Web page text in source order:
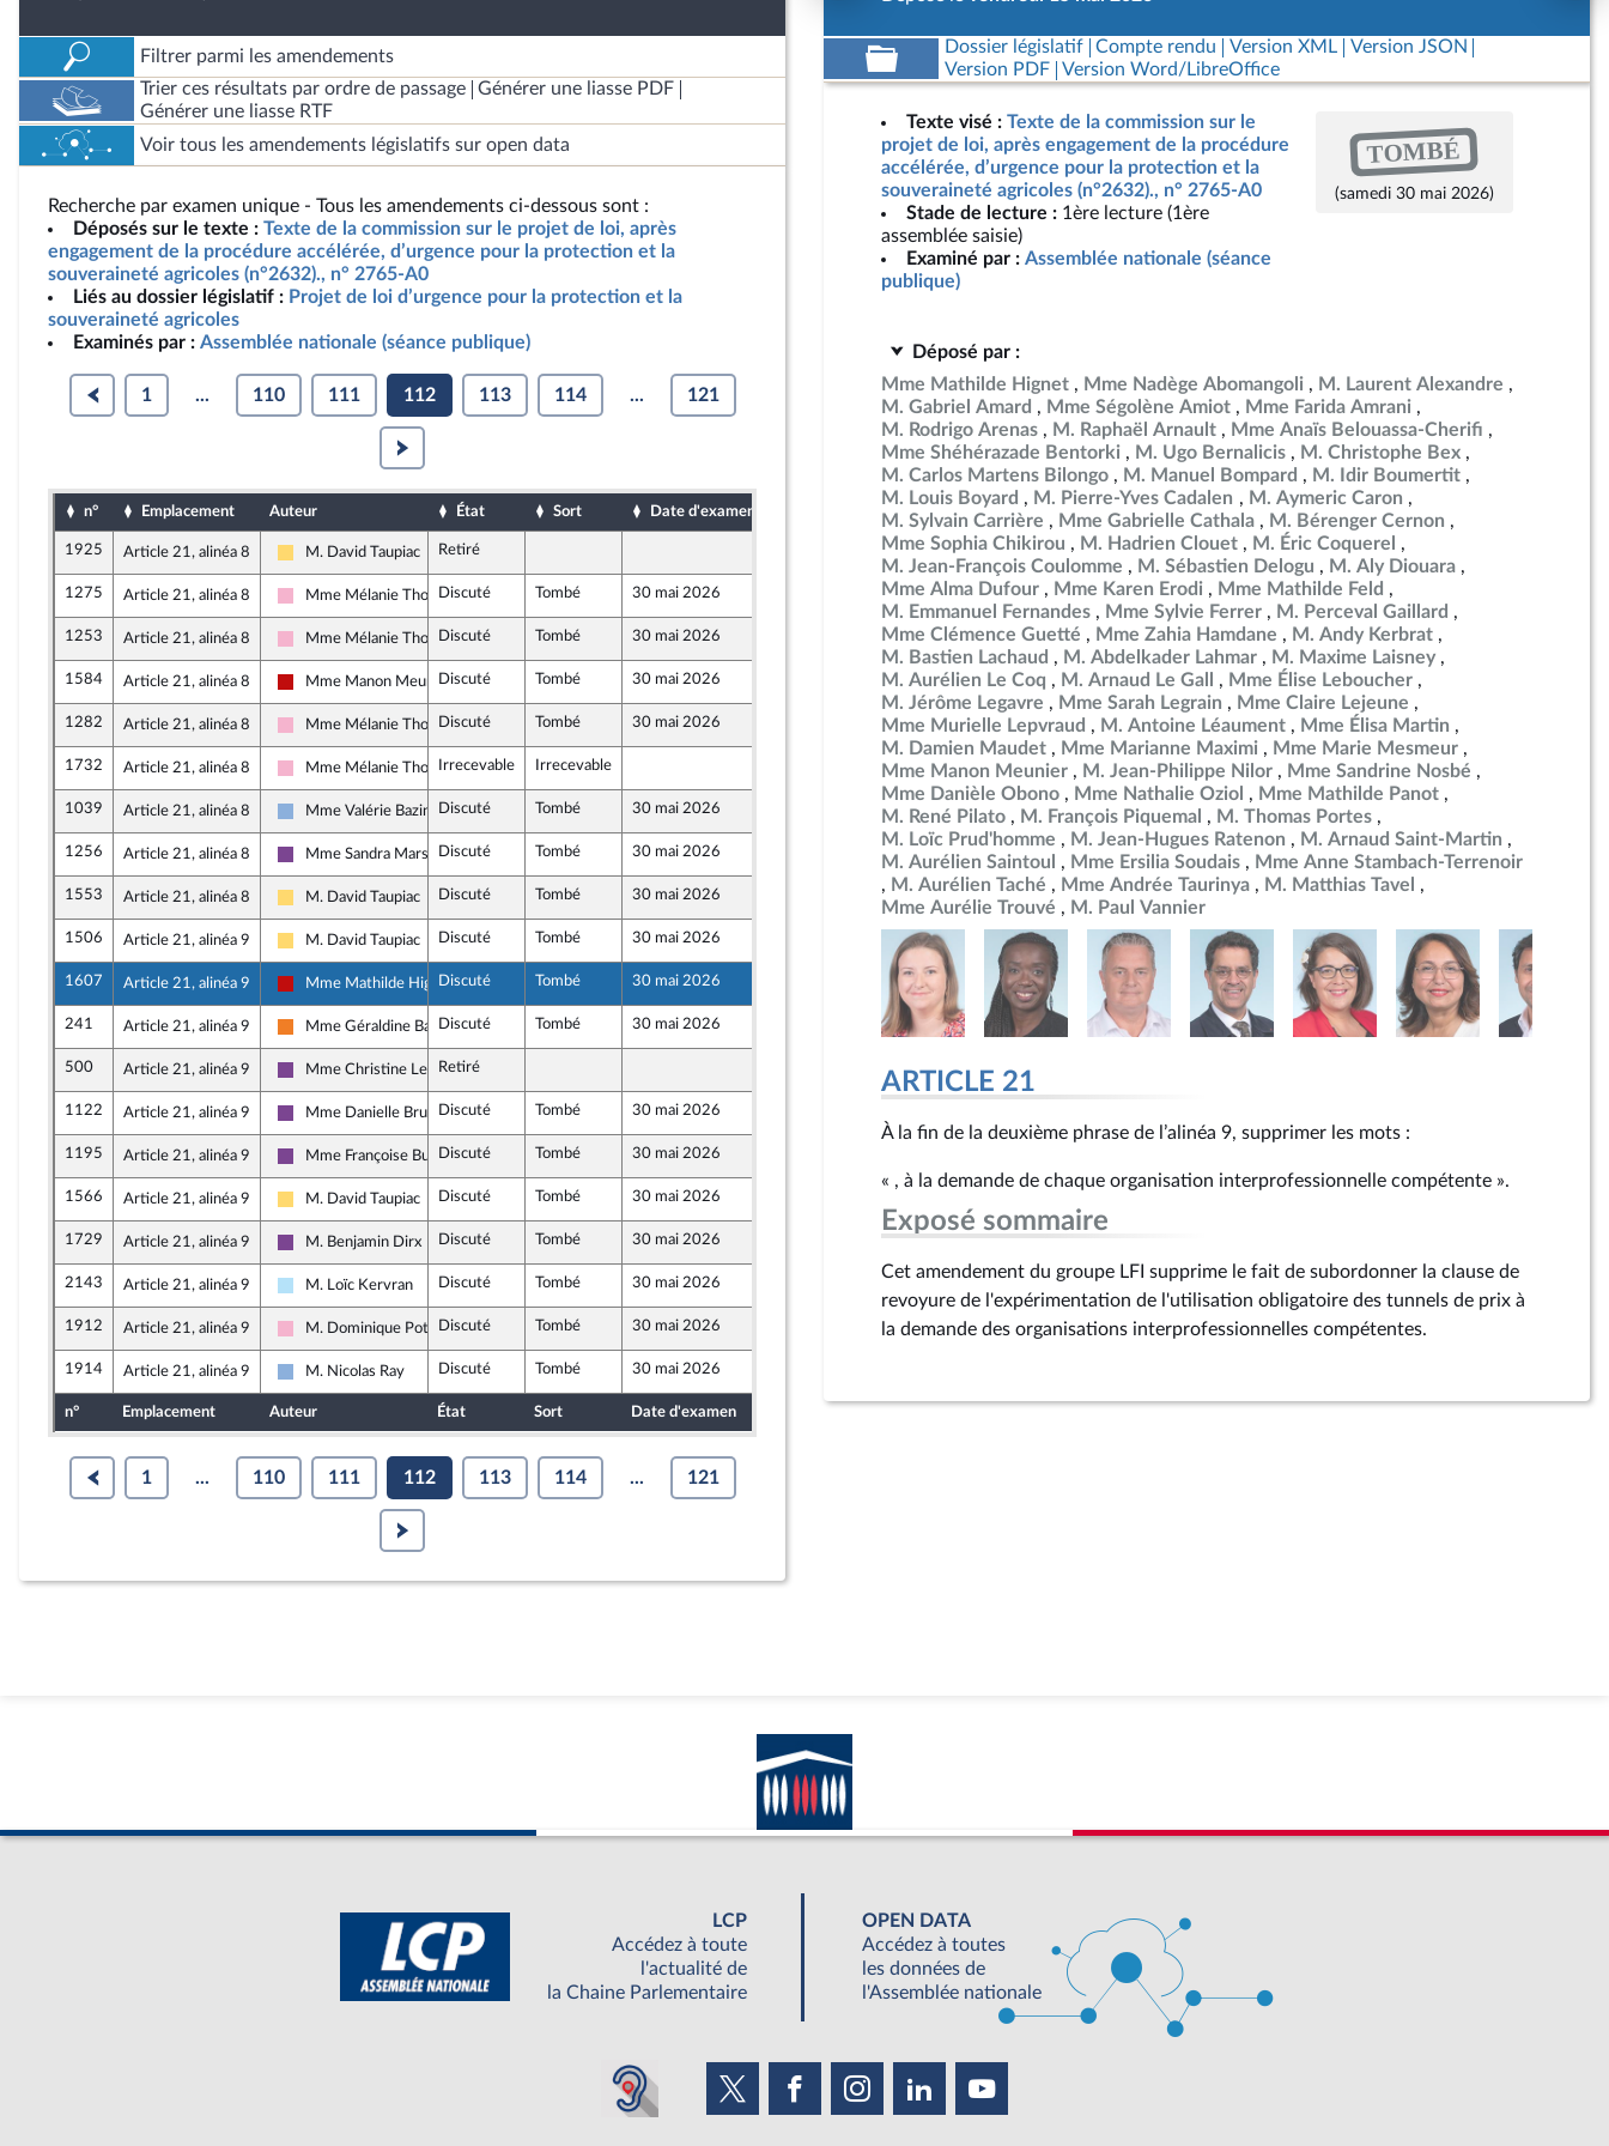
Filtrer parmi les amendements
Trier ces résultats par ordre de passage
Générer une liasse PDF
Générer une liasse RTF
Voir tous les amendements législatifs sur open data
Recherche par examen unique - Tous les amendements ci-dessous sont :
Déposés sur le texte : Texte de la commission sur le projet de loi, après
engagement de la procédure accélérée, d’urgence pour la protection et la
souveraineté agricoles (n°2632)., n° 2765-A0
Liés au dossier législatif : Projet de loi d’urgence pour la protection et la
souveraineté agricoles
Examinés par : Assemblée nationale (séance publique)
1 ... 110 111 112 113 114 ... 121
n° Emplacement Auteur État Sort Date d'examen Date de dépôt
1925 Article 21, alinéa 8
Libertés, Indépendants, Outre-mer et Territoires
M. David Taupiac Retiré
1275 Article 21, alinéa 8
Socialistes et apparentés
Mme Mélanie ThominDiscuté Tombé 30 mai 2026
1253 Article 21, alinéa 8
Socialistes et apparentés
Mme Mélanie ThominDiscuté Tombé 30 mai 2026
1584 Article 21, alinéa 8
La France insoumise - Nouveau Front Populaire
Mme Manon MeunierDiscuté Tombé 30 mai 2026
1282 Article 21, alinéa 8
Socialistes et apparentés
Mme Mélanie ThominDiscuté Tombé 30 mai 2026
1732 Article 21, alinéa 8
Socialistes et apparentés
Mme Mélanie ThominIrrecevable Irrecevable
1039 Article 21, alinéa 8
Droite Républicaine
Mme Valérie Bazin-Malgras
Discuté Tombé 30 mai 2026
1256 Article 21, alinéa 8
Ensemble pour la République
Mme Sandra MarsaudDiscuté Tombé 30 mai 2026
1553 Article 21, alinéa 8
Libertés, Indépendants, Outre-mer et Territoires
M. David Taupiac Discuté Tombé 30 mai 2026
1506 Article 21, alinéa 9
Libertés, Indépendants, Outre-mer et Territoires
M. David Taupiac Discuté Tombé 30 mai 2026
1607 Article 21, alinéa 9
La France insoumise - Nouveau Front Populaire
Mme Mathilde HignetDiscuté Tombé 30 mai 2026
241 Article 21, alinéa 9
Les Démocrates
Mme Géraldine BannierDiscuté Tombé 30 mai 2026
500 Article 21, alinéa 9
Ensemble pour la République
Mme Christine Le Nabour
Retiré
1122 Article 21, alinéa 9
Ensemble pour la République
Mme Danielle BruleboisDiscuté Tombé 30 mai 2026
1195 Article 21, alinéa 9
Ensemble pour la République
Mme Françoise BuffetDiscuté Tombé 30 mai 2026
1566 Article 21, alinéa 9
Libertés, Indépendants, Outre-mer et Territoires
M. David Taupiac Discuté Tombé 30 mai 2026
1729 Article 21, alinéa 9
Ensemble pour la République
M. Benjamin Dirx Discuté Tombé 30 mai 2026
2143 Article 21, alinéa 9
Horizons & Indépendants
M. Loïc Kervran Discuté Tombé 30 mai 2026
1912 Article 21, alinéa 9
Socialistes et apparentés
M. Dominique PotierDiscuté Tombé 30 mai 2026
1914 Article 21, alinéa 9
Droite Républicaine
M. Nicolas Ray Discuté Tombé 30 mai 2026
n° Emplacement Auteur État Sort Date d'examen
1 ... 110 111 112 113 114 ... 121
Dossier législatif Compte rendu Version XML
Version JSON
Version PDF
Version Word/LibreOffice
Texte visé : Texte de la commission sur le
projet de loi, après engagement de la procédure
accélérée, d’urgence pour la protection et la
souveraineté agricoles (n°2632)., n° 2765-A0
Stade de lecture : 1ère lecture (1ère
assemblée saisie)
Examiné par : Assemblée nationale (séance
publique)
TOMBÉ
(samedi 30 mai 2026)
Déposé par :
Mme Mathilde Hignet
Mme Nadège Abomangoli
M. Laurent Alexandre
M. Gabriel Amard
Mme Ségolène Amiot
Mme Farida Amrani
M. Rodrigo Arenas
M. Raphaël Arnault
Mme Anaïs Belouassa-Cherifi
Mme Shéhérazade Bentorki
M. Ugo Bernalicis
M. Christophe Bex
M. Carlos Martens Bilongo
M. Manuel Bompard
M. Idir Boumertit
M. Louis Boyard
M. Pierre-Yves Cadalen
M. Aymeric Caron
M. Sylvain Carrière
Mme Gabrielle Cathala
M. Bérenger Cernon
Mme Sophia Chikirou
M. Hadrien Clouet
M. Éric Coquerel
M. Jean-François Coulomme
M. Sébastien Delogu
M. Aly Diouara
Mme Alma Dufour
Mme Karen Erodi
Mme Mathilde Feld
M. Emmanuel Fernandes
Mme Sylvie Ferrer
M. Perceval Gaillard
Mme Clémence Guetté
Mme Zahia Hamdane
M. Andy Kerbrat
M. Bastien Lachaud
M. Abdelkader Lahmar
M. Maxime Laisney
M. Aurélien Le Coq
M. Arnaud Le Gall
Mme Élise Leboucher
M. Jérôme Legavre
Mme Sarah Legrain
Mme Claire Lejeune
Mme Murielle Lepvraud
M. Antoine Léaument
Mme Élisa Martin
M. Damien Maudet
Mme Marianne Maximi
Mme Marie Mesmeur
Mme Manon Meunier
M. Jean-Philippe Nilor
Mme Sandrine Nosbé
Mme Danièle Obono
Mme Nathalie Oziol
Mme Mathilde Panot
M. René Pilato
M. François Piquemal
M. Thomas Portes
M. Loïc Prud'homme
M. Jean-Hugues Ratenon
M. Arnaud Saint-Martin
M. Aurélien Saintoul
Mme Ersilia Soudais
Mme Anne Stambach-Terrenoir
M. Aurélien Taché
Mme Andrée Taurinya
M. Matthias Tavel
Mme Aurélie Trouvé
M. Paul Vannier
ARTICLE 21
À la fin de la deuxième phrase de l’alinéa 9, supprimer les mots :
« , à la demande de chaque organisation interprofessionnelle compétente ».
Exposé sommaire
Cet amendement du groupe LFI supprime le fait de subordonner la clause de
revoyure de l'expérimentation de l'utilisation obligatoire des tunnels de prix à
la demande des organisations interprofessionnelles compétentes.
LCP
Accédez à toute
l'actualité de
la Chaine Parlementaire
OPEN DATA
Accédez à toutes
les données de
l'Assemblée nationale